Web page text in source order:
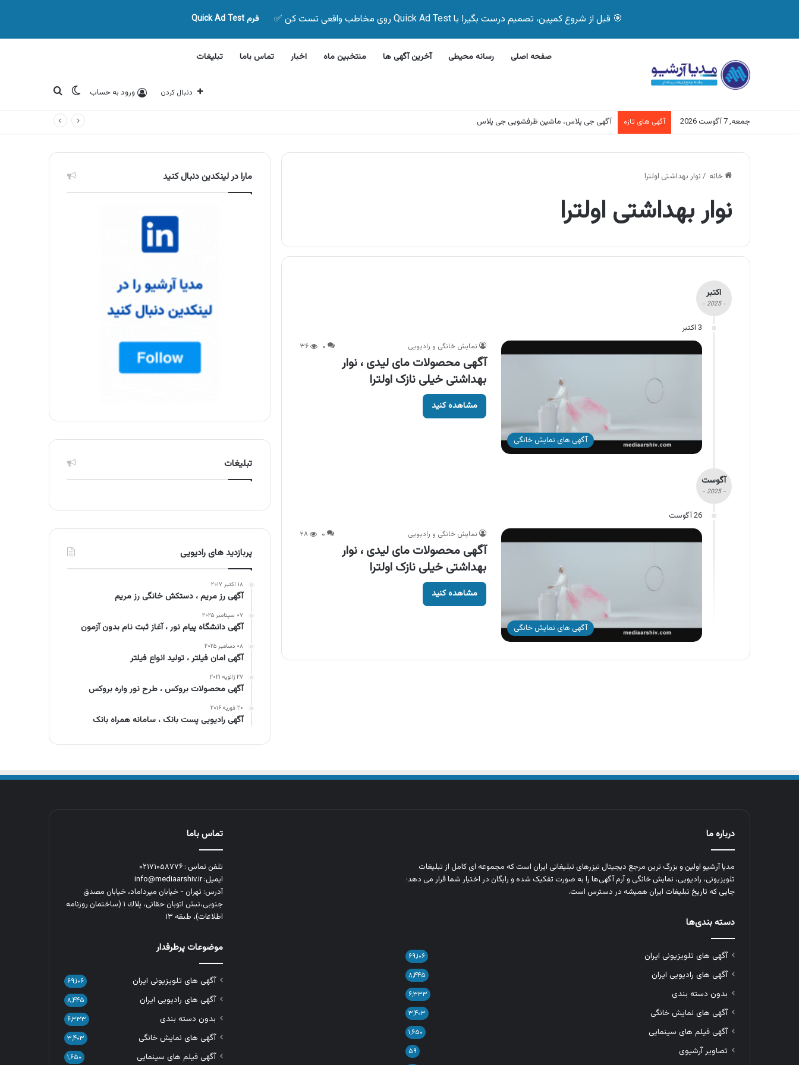
🎯 قبل از شروع کمپین، تصمیم درست بگیر! با Quick Ad Test روی مخاطب واقعی تست کن ✅ فرم Quick Ad Test
صفحه اصلی رسانه محیطی آخرین آگهی ها منتخبین ماه اخبار تماس باما تبلیغات
دنبال کردن ورود به حساب تغییر پوسته
جستجو برای
جمعه, 7 آگوست 2026 آگهی های تازه آگهی جی پلاس، ماشین ظرفشویی جی پلاس
خانه / نوار بهداشتی اولترا
نوار بهداشتی اولترا
اکتبر
- 2025 -
3 اکتبر
آگهی های نمایش خانگی
نمایش خانگی و رادیویی ۰ ۳۶
آگهی محصولات مای لیدی ، نوار
بهداشتی خیلی نازک اولترا
مشاهده کنید
آگوست
- 2025 -
26 آگوست
آگهی های نمایش خانگی
نمایش خانگی و رادیویی ۰ ۲۸
آگهی محصولات مای لیدی ، نوار
بهداشتی خیلی نازک اولترا
مشاهده کنید
مارا در لینکدین دنبال کنید
تبلیغات
پربازدید های رادیویی
۱۸ اکتبر ۲۰۱۷
آگهی رز مریم ، دستکش خانگی رز مریم
۰۷ سپتامبر ۲۰۲۵
آگهی دانشگاه پیام نور ، آغاز ثبت نام بدون آزمون
۰۸ دسامبر ۲۰۲۵
آگهی امان فیلتر ، تولید انواع فیلتر
۲۷ ژانویه ۲۰۲۱
آگهی محصولات بروکس ، طرح نور واره بروکس
۲۰ فوریه ۲۰۱۶
آگهی رادیویی پست بانک ، سامانه همراه بانک
درباره ما
مدیا آرشیو اولین و بزرگ‌ ترین مرجع دیجیتال تیزرهای تبلیغاتی ایران است که مجموعه‌ ای کامل از تبلیغات
تلویزیونی، رادیویی، نمایش خانگی و آرم‌ آگهی‌ها را به‌ صورت تفکیک‌ شده و رایگان در اختیار شما قرار می‌ دهد؛
جایی که تاریخ تبلیغات ایران همیشه در دسترس است.
دسته بندی‌ها
آگهی های تلویزیونی ایران ۶۹,۱۰۶
آگهی های رادیویی ایران ۸,۴۴۵
بدون دسته بندی ۶,۳۳۳
آگهی های نمایش خانگی ۳,۴۰۳
آگهی فیلم های سینمایی ۱,۶۵۰
تصاویر آرشیوی ۵۹
تماس باما
تلفن تماس : ۰۲۱۷۱۰۵۸۷۷۶
ایمیل: info@mediaarshiv.ir
آدرس: تهران - خیابان میرداماد، خیابان مصدق
جنوبی،نبش اتوبان حقانی، پلاك ١ (ساختمان روزنامه
اطلاعات)، طبقه ۱۳
موضوعات پرطرفدار
آگهی های تلویزیونی ایران ۶۹,۱۰۶
آگهی های رادیویی ایران ۸,۴۴۵
بدون دسته بندی ۶,۳۳۳
آگهی های نمایش خانگی ۳,۴۰۳
آگهی فیلم های سینمایی ۱,۶۵۰